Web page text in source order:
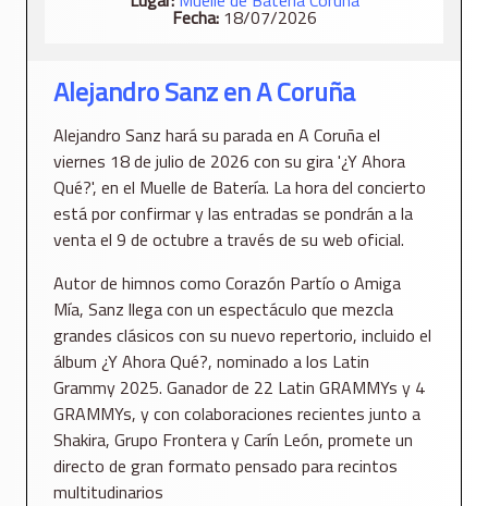
Fecha:18/07/2026
Alejandro Sanz en A Coruña
Alejandro Sanz hará su parada en A Coruña el
viernes 18 de julio de 2026 con su gira '¿Y Ahora
Qué?', en el Muelle de Batería. La hora del concierto
está por confirmar y las entradas se pondrán a la
venta el 9 de octubre a través de su web oficial.
Autor de himnos como Corazón Partío o Amiga
Mía, Sanz llega con un espectáculo que mezcla
grandes clásicos con su nuevo repertorio, incluido el
álbum ¿Y Ahora Qué?, nominado a los Latin
Grammy 2025. Ganador de 22 Latin GRAMMYs y 4
GRAMMYs, y con colaboraciones recientes junto a
Shakira, Grupo Frontera y Carín León, promete un
directo de gran formato pensado para recintos
multitudinarios